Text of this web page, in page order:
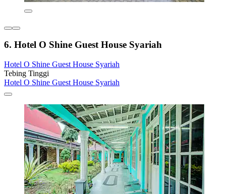
6. Hotel O Shine Guest House Syariah
Hotel O Shine Guest House Syariah
Tebing Tinggi
Hotel O Shine Guest House Syariah